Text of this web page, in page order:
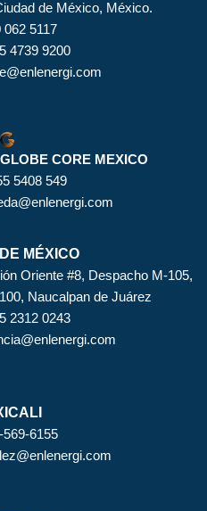
de México, México.
062 5117
4739 9200
CORE MEXICO
5408 549
MÉXICO
Oriente #8, Despacho M-105,
Naucalpan de Juárez
2312 0243
569-6155